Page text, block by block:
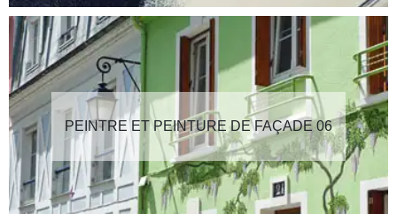
PEINTRE ET PEINTURE DE FAÇADE 06